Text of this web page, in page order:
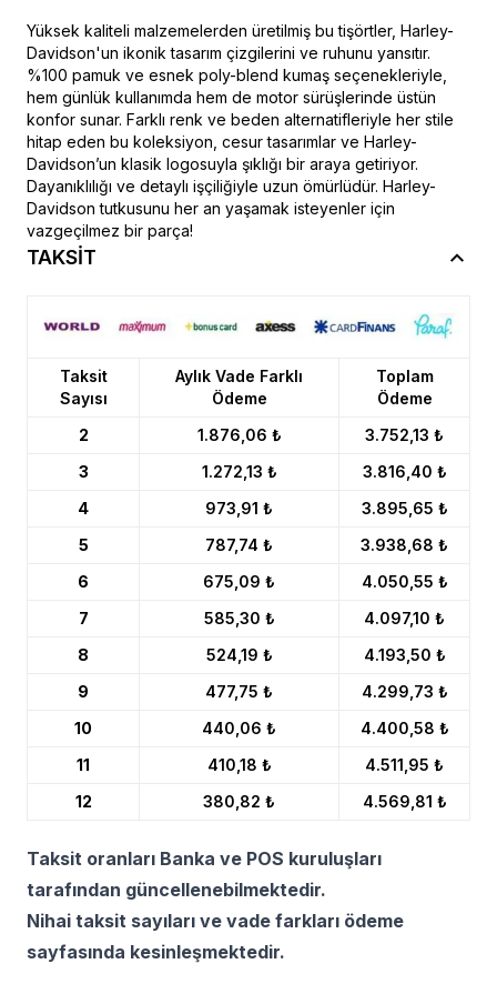
Yüksek kaliteli malzemelerden üretilmiş bu tişörtler, Harley-
Davidson'un ikonik tasarım çizgilerini ve ruhunu yansıtır.
%100 pamuk ve esnek poly-blend kumaş seçenekleriyle,
hem günlük kullanımda hem de motor sürüşlerinde üstün
konfor sunar. Farklı renk ve beden alternatifleriyle her stile
hitap eden bu koleksiyon, cesur tasarımlar ve Harley-
Davidson’un klasik logosuyla şıklığı bir araya getiriyor.
Dayanıklılığı ve detaylı işçiliğiyle uzun ömürlüdür. Harley-
Davidson tutkusunu her an yaşamak isteyenler için
vazgeçilmez bir parça!
TAKSİT
Taksit
Sayısı
Aylık Vade Farklı
Ödeme
Toplam
Ödeme
2
1.876,06 ₺
3.752,13 ₺
3
1.272,13 ₺
3.816,40 ₺
4
973,91 ₺
3.895,65 ₺
5
787,74 ₺
3.938,68 ₺
6
675,09 ₺
4.050,55 ₺
7
585,30 ₺
4.097,10 ₺
8
524,19 ₺
4.193,50 ₺
9
477,75 ₺
4.299,73 ₺
10
440,06 ₺
4.400,58 ₺
11
410,18 ₺
4.511,95 ₺
12
380,82 ₺ 4.569,81 ₺
Taksit oranları Banka ve POS kuruluşları
tarafından güncellenebilmektedir.
Nihai taksit sayıları ve vade farkları ödeme
sayfasında kesinleşmektedir.